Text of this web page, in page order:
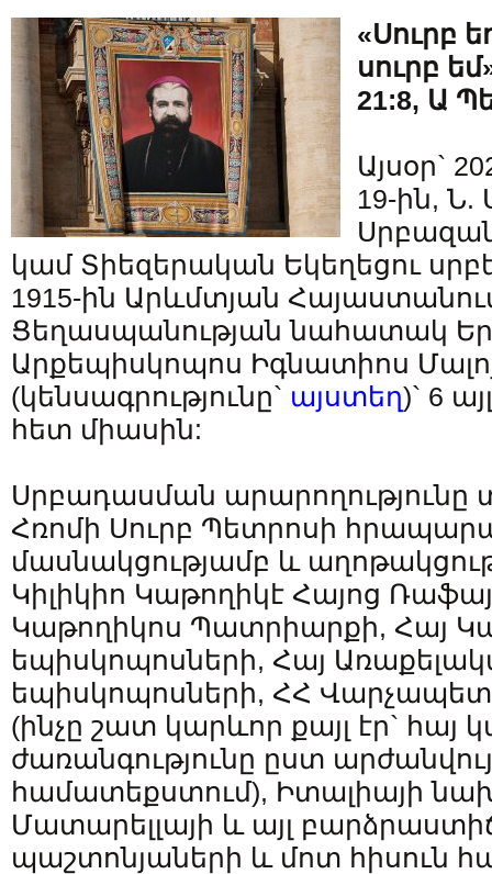
«Սուրբ
սուրբ
21:8, Ա
Այսօր`
19-ին, Ն.
կամ Տիեզերական Եկեղեցու
1915-ին Արևմտյան
Ցեղասպանության նահատակ
Արքեպիսկոպոս Իգնատիոս
(կենսագրությունը` այստեղ)` 6
հետ միասին:
Սրբադասման արարողությունը
Հռոմի Սուրբ Պետրոսի
մասնակցությամբ և
Կիլիկիո Կաթողիկէ Հայոց
Կաթողիկոս Պատրիարքի, Հայ
եպիսկոպոսների, Հայ
եպիսկոպոսների, ՀՀ Վարչապետ
(ինչը շատ կարևոր քայլ էր` հայ
ժառանգությունը ըստ
համատեքստում), Իտալիայի
Մատարելլայի և այլ
պաշտոնյաների և մոտ հիսուն